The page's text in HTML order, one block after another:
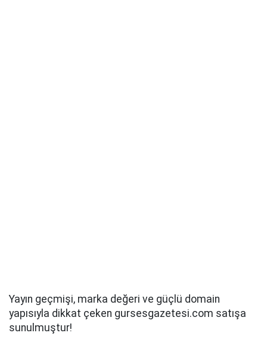
Yayın geçmişi, marka değeri ve güçlü domain
yapısıyla dikkat çeken gursesgazetesi.com satışa
sunulmuştur!